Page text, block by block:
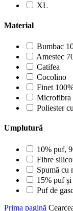
XL
Material
Bumbac
Amestec
Catifea
Cocolino
Finet
Microfibra
Poliester
Umplutură
10% puf,
Fibre
Spumă cu
15% puf și
Puf de
Prima pagină